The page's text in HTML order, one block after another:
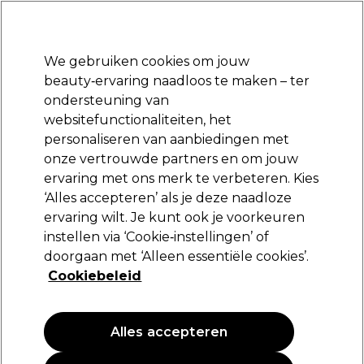
Aanmelden
Merken Deals Haar Elektra
Volgende dag geleverd*
Na verzending, maandag t/m vrijdag
Merken K18
K18
K18 Biomimetic Hairscience is de eerste gepatenteerde
K18Peptide™ – een gepatenteerde moleculaire doorbraak die
klinisch bewezen haarschade herstelt in slechts 4 minuten. In
tegenstelling tot traditionele bond-builders die oppervlakkig
We gebruiken cookies om jouw
beauty‑ervaring naadloos te maken – ter
ondersteuning van
websitefunctionaliteiten, het
personaliseren van aanbiedingen met
onze vertrouwde partners en om jouw
ervaring met ons merk te verbeteren. Kies
‘Alles accepteren’ als je deze naadloze
ervaring wilt. Je kunt ook je voorkeuren
instellen via ‘Cookie‑instellingen’ of
doorgaan met ‘Alleen essentiële cookies’.
Cookiebeleid
Alles accepteren